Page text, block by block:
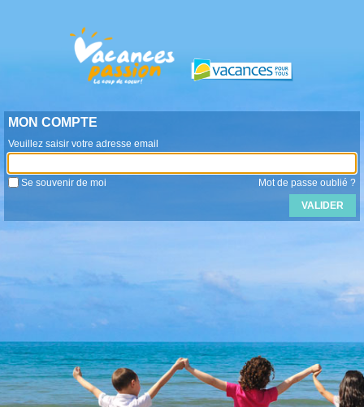
MON COMPTE
Veuillez saisir votre adresse email
Se souvenir de moi Mot de passe oublié ?